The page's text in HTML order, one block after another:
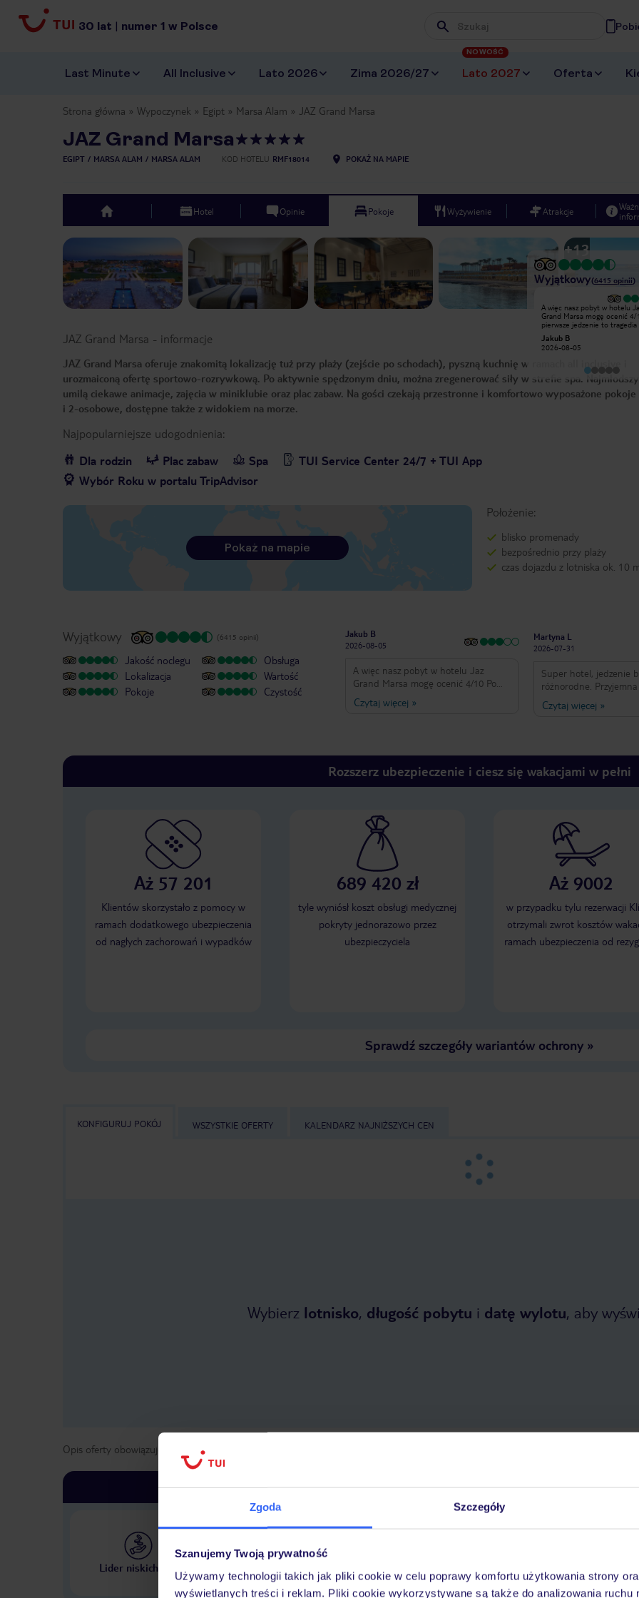
Zgoda Szczegóły
Szanujemy Twoją prywatność
Używamy technologii takich jak pliki cookie w celu poprawy komfortu użytkowania strony
wyświetlanych treści i reklam. Pliki cookie wykorzystywane są także do analizowania ruchu
30 lat | numer 1 w Polsce Wpisz frazę, której szukasz
Last Minute All Inclusive Lato 2026 Zima 2026/27 Lato 2027
NOWOŚĆ
Oferta
Strona główna Wypoczynek Egipt Marsa Alam JAZ Grand Marsa
JAZ Grand Marsa
EGIPT MARSA ALAM MARSA ALAM KOD HOTELU RMF18014 POKAŻ NA MAPIE
top Hotel Opinie Pokoje Wyżywienie Atrakcje
+13
Wyjątkowy(6415 opinii)
Wyjątkowy
Serdecznie polecam wakacje w tym
A więc nasz pobyt w hotelu
Grand Marsa mogę ocenić 4/10
pierwsze jedzenie to tragedia
następnie drinki w basenie
alkocholu w stosunku do coli
poprosiłem o więcej
cały asortyment alko w
butelkach .Animatorzy to w
jakby ich nie było siedzieli w
swojej szopce i nic wieczorami
Jakub B
2026-08-05
JAZ Grand Marsa - informacje
JAZ Grand Marsa oferuje znakomitą lokalizację tuż przy plaży (zejście po schodach), pyszną kuchnię w ramach all inclusive i
urozmaiconą ofertę sportowo-rozrywkową. Po aktywnie spędzonym dniu, można zregenerować siły w strefie spa.
umilą ciekawe animacje, zajęcia w miniklubie oraz plac zabaw. Na gości czekają przestronne i komfortowo wyposażone
i 2-osobowe, dostępne także z widokiem na morze.
Najpopularniejsze udogodnienia:
Dla rodzin
Plac zabaw Spa
TUI Service Center 24/7 + TUI App
Wybór Roku w portalu TripAdvisor
Położenie:
blisko promenady
bezpośrednio przy plaży
czas dojazdu z lotniska ok. 10
Pokaż na mapie
Wyjątkowy (6415 opinii)
Jakość noclegu
Lokalizacja
Pokoje
Obsługa
Wartość
Czystość
Jakub B
2026-08-05
A więc nasz pobyt w hotelu Jaz
Grand Marsa mogę ocenić 4/10 Po
pierwsze jedzenie to tragedia cały
tydz to samo zero urozmaicenia
cały asortyment alko w plastikowych
butelkach .Animatorzy to w ogóle
nudno a dodam jeszcze raz jedzenie
katastrofa nie polecam
Czytaj więcej »
Martyna L
2026-07-31
Super hotel, jedzenie
różnorodne. Przyjemna
hotel jest blisko morza.
najlepsi, bardzo fajni i
Czytaj więcej »
Rozszerz ubezpieczenie i ciesz się wakacjami w pełni
Aż 57 201
Klientów skorzystało z pomocy w
ramach dodatkowego ubezpieczenia
od nagłych zachorowań i wypadków
689 420 zł
tyle wyniósł koszt obsługi medycznej
pokryty jednorazowo przez
ubezpieczyciela
Aż 9002
w przypadku tylu rezerwacji
otrzymali zwrot kosztów
ramach ubezpieczenia od
Sprawdź szczegóły wariantów ochrony»
KONFIGURUJ POKÓJ WSZYSTKIE OFERTY KALENDARZ NAJNIŻSZYCH CEN
Wybierz lotnisko, długość pobytu i datę wylotu, aby
Opis oferty obowiązuje dla wyjazdów w terminie
Dlaczego warto wybrać TUI?
Lider niskich cen
Największe biuro podróży
w Polsce
wakacjach 24/7